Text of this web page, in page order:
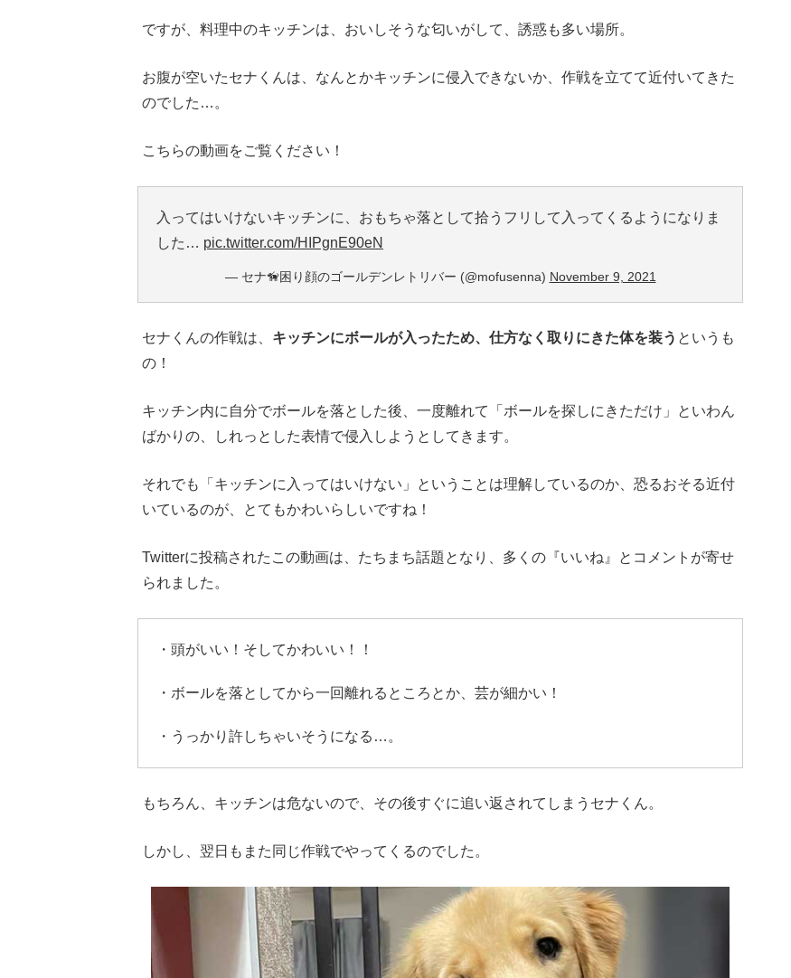
ですが、料理中のキッチンは、おいしそうな匂いがして、誘惑も多い場所。
お腹が空いたセナくんは、なんとかキッチンに侵入できないか、作戦を立てて近付いてきた
のでした…。
こちらの動画をご覧ください！
入ってはいけないキッチンに、おもちゃ落として拾うフリして入ってくるようになりま
した… pic.twitter.com/HIPgnE90eN
— セナ🦮困り顔のゴールデンレトリバー (@mofusenna) November 9, 2021
セナくんの作戦は、 キッチンにボールが入ったため、仕方なく取りにきた体を装う というも
の！
キッチン内に自分でボールを落とした後、一度離れて「ボールを探しにきただけ」といわん
ばかりの、しれっとした表情で侵入しようとしてきます。
それでも「キッチンに入ってはいけない」ということは理解しているのか、恐るおそる近付
いているのが、とてもかわいらしいですね！
Twitterに投稿されたこの動画は、たちまち話題となり、多くの『いいね』とコメントが寄せ
られました。
・頭がいい！そしてかわいい！！
・ボールを落としてから一回離れるところとか、芸が細かい！
・うっかり許しちゃいそうになる…。
もちろん、キッチンは危ないので、その後すぐに追い返されてしまうセナくん。
しかし、翌日もまた同じ作戦でやってくるのでした。